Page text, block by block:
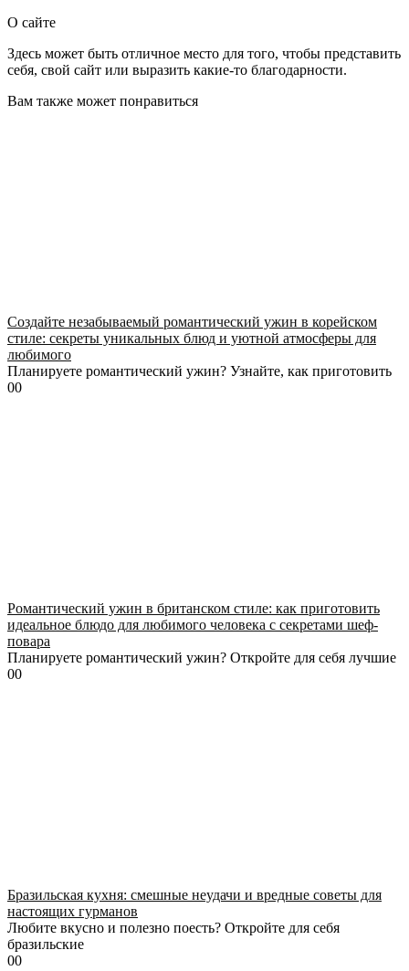
О сайте
Здесь может быть отличное место для того, чтобы представить
себя, свой сайт или выразить какие-то благодарности.
Вам также может понравиться
Создайте незабываемый романтический ужин в корейском
стиле: секреты уникальных блюд и уютной атмосферы для
любимого
Планируете романтический ужин? Узнайте, как приготовить
00
Романтический ужин в британском стиле: как приготовить
идеальное блюдо для любимого человека с секретами шеф-
повара
Планируете романтический ужин? Откройте для себя лучшие
00
Бразильская кухня: смешные неудачи и вредные советы для
настоящих гурманов
Любите вкусно и полезно поесть? Откройте для себя
бразильские
00